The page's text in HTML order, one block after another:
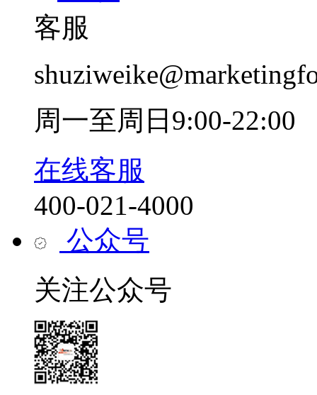
客服
周一至周日9:00-22:00
在线客服
400-021-4000
公众号
关注公众号